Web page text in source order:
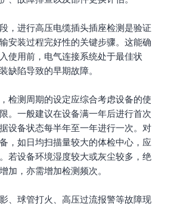
，进行高压电缆插头插座检测是验证
安装过程完好性的关键步骤。这能确
使用前，电气连接系统处于最佳状
缺陷导致的早期故障。
检测周期的设定应综合考虑设备的使
。一般建议在设备满一年后进行首次
设备状态每半年至一年进行一次。对
，如日均扫描量较大的体检中心，应
若设备环境湿度较大或灰尘较多，绝
加，亦需增加检测频次。
、球管打火、高压过流报警等故障现